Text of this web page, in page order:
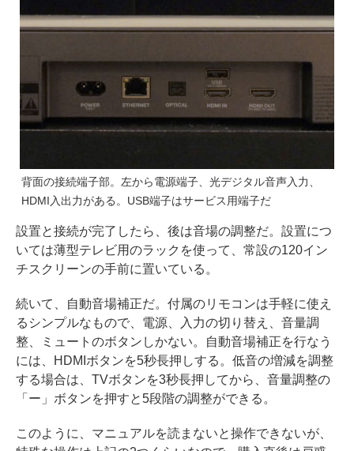
背面の接続端子部。左から電源端子、光デジタル音声入力、
HDMI入出力がある。USB端子はサービス用端子だ
設置と接続が完了したら、後は音場の調整だ。設置につ
いては薄型テレビ用のラックを使って、常設の120イン
チスクリーンの手前に置いている。
続いて、自動音場補正だ。付属のリモコンは手軽に使え
るシンプルなもので、電源、入力の切り替え、音量調
整、ミュートのボタンしかない。自動音場補正を行なう
には、HDMIボタンを5秒長押しする。低音の増減を調整
する場合は、TVボタンを3秒長押してから、音量調整の
「ー」ボタンを押すと5段階の調整ができる。
このように、マニュアルを読まないと操作できないが、